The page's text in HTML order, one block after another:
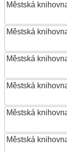
Městská
Městská
Městská
Městská
Městská
Městská